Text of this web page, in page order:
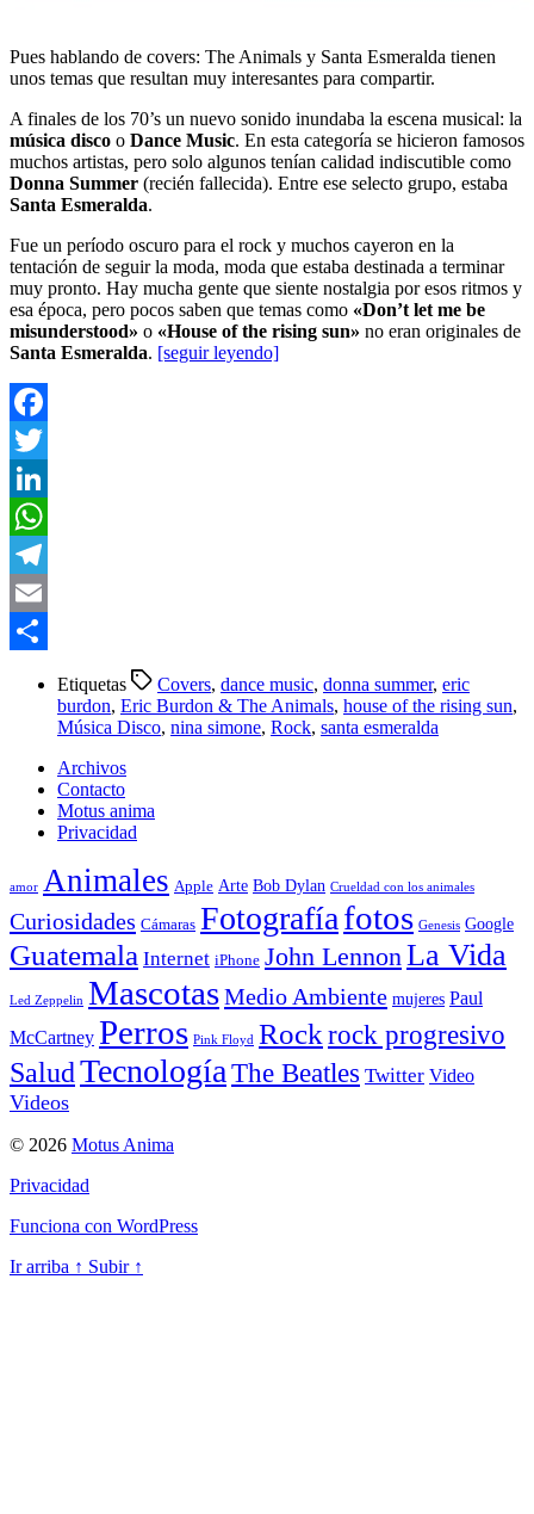
Pues hablando de covers: The Animals y Santa Esmeralda tienen
unos temas que resultan muy interesantes para compartir.
A finales de los 70’s un nuevo sonido inundaba la escena musical: la
música disco o Dance Music. En esta categoría se hicieron famosos
muchos artistas, pero solo algunos tenían calidad indiscutible como
Donna Summer (recién fallecida). Entre ese selecto grupo, estaba
Santa Esmeralda.
Fue un período oscuro para el rock y muchos cayeron en la
tentación de seguir la moda, moda que estaba destinada a terminar
muy pronto. Hay mucha gente que siente nostalgia por esos ritmos y
esa época, pero pocos saben que temas como «Don’t let me be
misunderstood» o «House of the rising sun» no eran originales de
Santa Esmeralda. [seguir leyendo]
Facebook
Twitter
LinkedIn
WhatsApp
Telegram
Email
Etiquetas Covers, dance music, donna summer, eric
burdon, Eric Burdon & The Animals, house of the rising sun,
Música Disco, nina simone, Rock, santa esmeralda
Archivos
Contacto
Motus anima
Privacidad
amor Animales Apple Arte Bob Dylan Crueldad con los animales
Curiosidades Cámaras Fotografíafotos Genesis Google
Guatemala Internet iPhone John Lennon La Vida
Led Zeppelin MascotasMedio Ambiente mujeres Paul
McCartney Perros Pink Floyd Rock rock progresivo
SaludTecnología The Beatles Twitter Video
Videos
© 2026 Motus Anima
Privacidad
Funciona con WordPress
Ir arriba ↑ Subir ↑